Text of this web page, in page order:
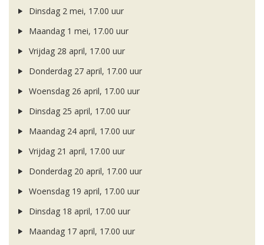
Dinsdag 2 mei, 17.00 uur
Maandag 1 mei, 17.00 uur
Vrijdag 28 april, 17.00 uur
Donderdag 27 april, 17.00 uur
Woensdag 26 april, 17.00 uur
Dinsdag 25 april, 17.00 uur
Maandag 24 april, 17.00 uur
Vrijdag 21 april, 17.00 uur
Donderdag 20 april, 17.00 uur
Woensdag 19 april, 17.00 uur
Dinsdag 18 april, 17.00 uur
Maandag 17 april, 17.00 uur